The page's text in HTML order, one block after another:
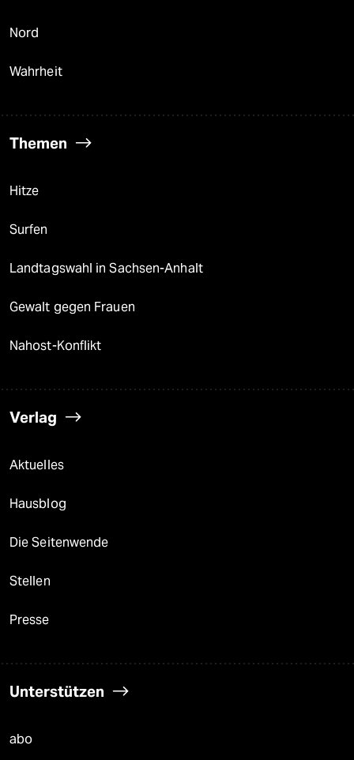
Nord
Wahrheit
Themen
Hitze
Surfen
Landtagswahl in Sachsen-Anhalt
Gewalt gegen Frauen
Nahost-Konflikt
Verlag
Aktuelles
Hausblog
Die Seitenwende
Stellen
Presse
Unterstützen
abo